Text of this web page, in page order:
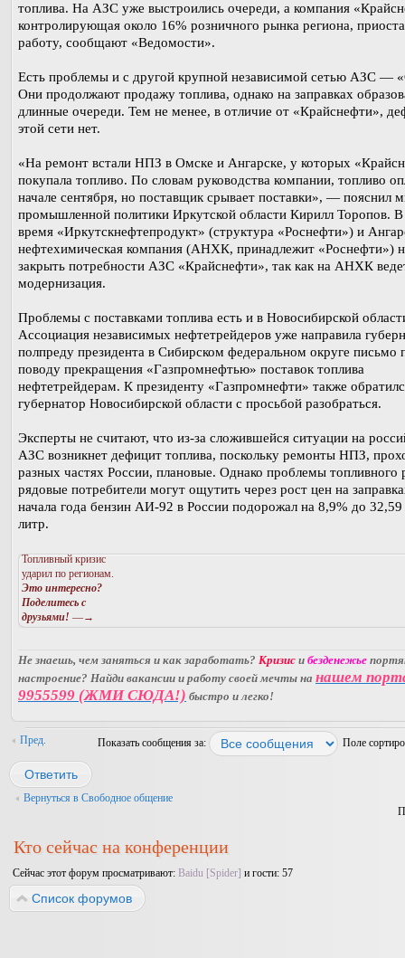
топлива. На АЗС уже выстроились очереди, а компания
контролирующая около 16% розничного рынка региона,
работу, сообщают «Ведомости».
Есть проблемы и с другой крупной независимой сетью АЗС —
Они продолжают продажу топлива, однако на заправках
длинные очереди. Тем не менее, в отличие от «Крайснефти»,
этой сети нет.
«На ремонт встали НПЗ в Омске и Ангарске, у которых
покупала топливо. По словам руководства компании, топливо
начале сентября, но поставщик срывает поставки», — пояснил
промышленной политики Иркутской области Кирилл Торопов.
время «Иркутскнефтепродукт» (структура «Роснефти») и
нефтехимическая компания (АНХК, принадлежит «Роснефти»)
закрыть потребности АЗС «Крайснефти», так как на АНХК
модернизация.
Проблемы с поставками топлива есть и в Новосибирской
Ассоциация независимых нефтетрейдеров уже направила
полпреду президента в Сибирском федеральном округе письмо
поводу прекращения «Газпромнефтью» поставок топлива
нефтетрейдерам. К президенту «Газпромнефти» также
губернатор Новосибирской области с просьбой разобраться.
Эксперты не считают, что из-за сложившейся ситуации на
АЗС возникнет дефицит топлива, поскольку ремонты НПЗ,
разных частях России, плановые. Однако проблемы топливного
рядовые потребители могут ощутить через рост цен на
начала года бензин АИ-92 в России подорожал на 8,9% до 32,59
литр.
Топливный кризис
ударил по регионам.
Это интересно?
Поделитесь с
друзьями! —→
Не знаешь, чем заняться и как заработать? Кризис и безденежье
настроение? Найди вакансии и работу своей мечты на нашем
9955599 (ЖМИ СЮДА!) быстро и легко!
Пред. Показать сообщения за: Поле
Ответить
Вернуться в Свободное общение
Кто сейчас на конференции
Сейчас этот форум просматривают: Baidu [Spider] и гости: 57
Список форумов